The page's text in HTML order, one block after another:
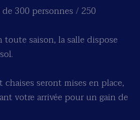
300 personnes / 250
saison, la salle dispose
chaises seront mises en place,
votre arrivée pour un gain de